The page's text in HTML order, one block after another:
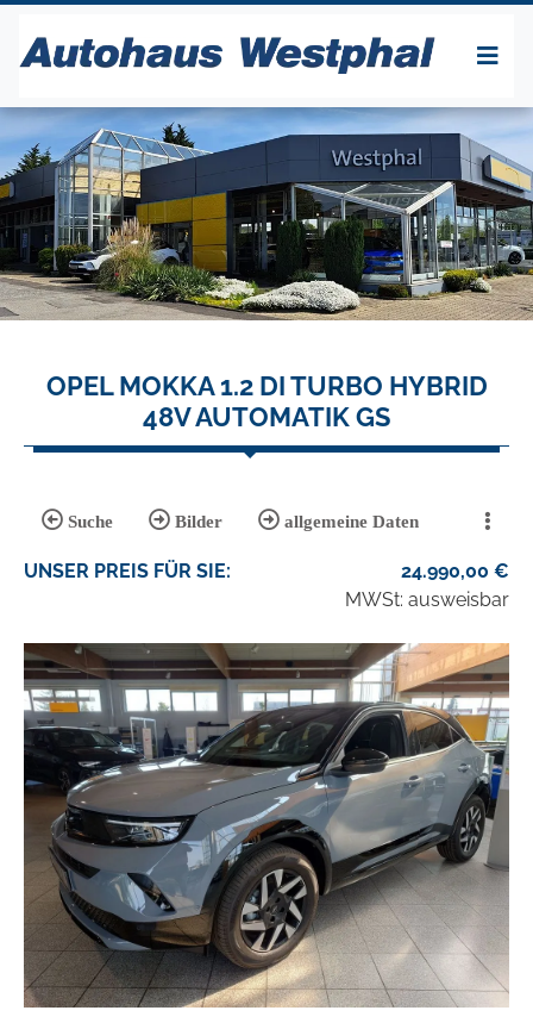
OPEL MOKKA 1.2 DI TURBO HYBRID
48V AUTOMATIK GS
Suche Bilder allgemeine Daten
UNSER PREIS FÜR SIE: 24.990,00 €
MWSt: ausweisbar